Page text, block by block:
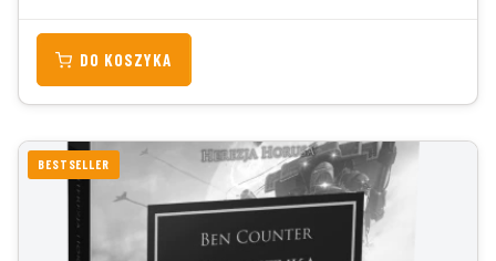
DO KOSZYKA
BESTSELLER